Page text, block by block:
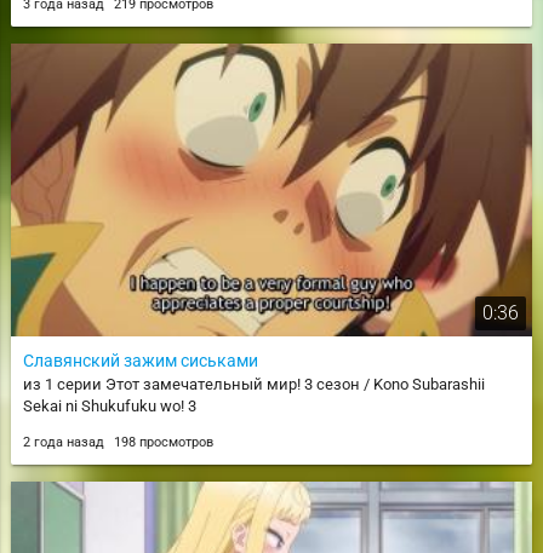
3 года назад 219 просмотров
0:36
Славянский зажим сиськами
из 1 серии Этот замечательный мир! 3 сезон / Kono Subarashii
Sekai ni Shukufuku wo! 3
2 года назад 198 просмотров